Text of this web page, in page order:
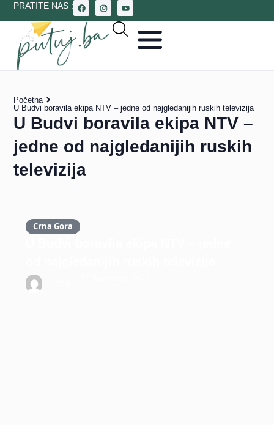
PRATITE NAS :
Početna
U Budvi boravila ekipa NTV – jedne od najgledanijih ruskih televizija
U Budvi boravila ekipa NTV –
jedne od najgledanijih ruskih
televizija
Crna Gora